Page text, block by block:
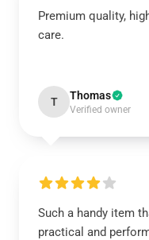
Premium quality,
care.
T Thomas
Verified owner
Such a handy item
practical and